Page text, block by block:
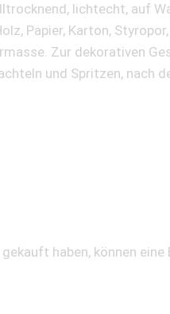
lichtecht, auf
Papier, Karton,
Zur dekorativen
und Spritzen, nach
haben, können eine